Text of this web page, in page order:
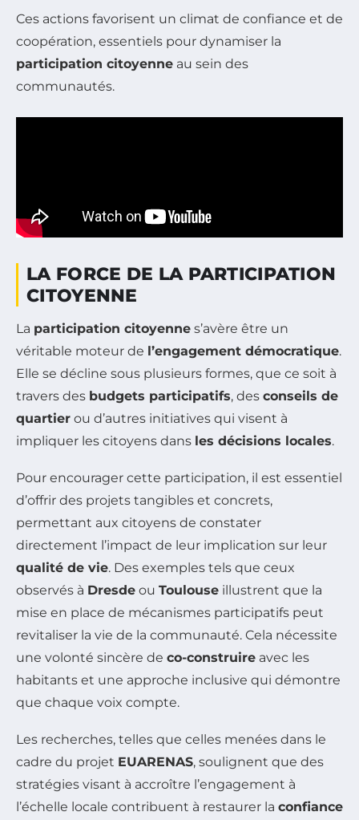
Ces actions favorisent un climat de confiance et de
coopération, essentiels pour dynamiser la
participation citoyenne au sein des
communautés.
LA FORCE DE LA PARTICIPATION
CITOYENNE
La participation citoyenne s’avère être un
véritable moteur de l’engagement démocratique.
Elle se décline sous plusieurs formes, que ce soit à
travers des budgets participatifs, des conseils de
quartier ou d’autres initiatives qui visent à
impliquer les citoyens dans les décisions locales.
Pour encourager cette participation, il est essentiel
d’offrir des projets tangibles et concrets,
permettant aux citoyens de constater
directement l’impact de leur implication sur leur
qualité de vie. Des exemples tels que ceux
observés à Dresde ou Toulouse illustrent que la
mise en place de mécanismes participatifs peut
revitaliser la vie de la communauté. Cela nécessite
une volonté sincère de co-construire avec les
habitants et une approche inclusive qui démontre
que chaque voix compte.
Les recherches, telles que celles menées dans le
cadre du projet EUARENAS, soulignent que des
stratégies visant à accroître l’engagement à
l’échelle locale contribuent à restaurer la confiance